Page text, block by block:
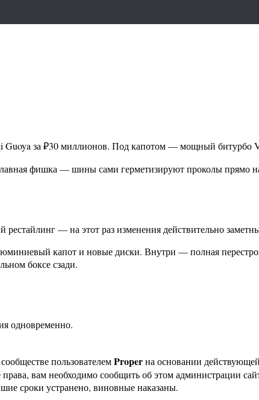
за ₽30 миллионов. Под капотом — мощный битурбо
фишка — шины сами герметизируют проколы прямо
— на этот раз изменения действительно
капот и новые диски. Внутри — полная
боксе сзади.
одновременно.
пользователемProperна основании
вам необходимо сообщить об этом администрации
сроки устранено, виновные наказаны.